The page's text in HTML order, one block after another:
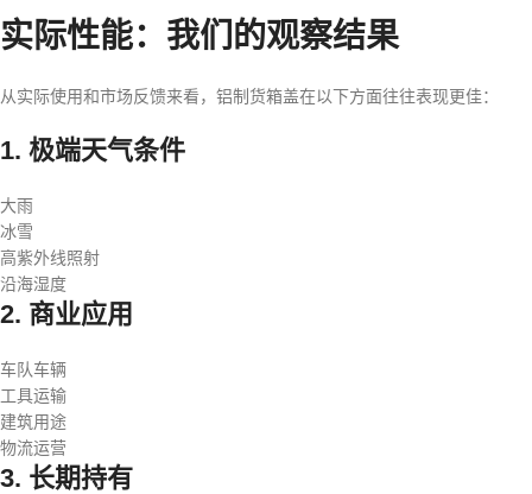
实际性能：我们的观察结果
从实际使用和市场反馈来看，铝制货箱盖在以下方面往往表现更佳：
1. 极端天气条件
大雨
冰雪
高紫外线照射
沿海湿度
2. 商业应用
车队车辆
工具运输
建筑用途
物流运营
3. 长期持有